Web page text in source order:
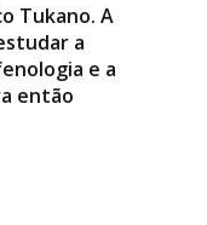
Tukano. A
a
e a
então